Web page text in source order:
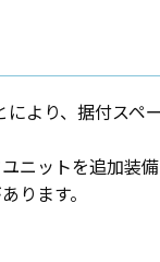
より、据付スペ
ニットを追加装
ります。